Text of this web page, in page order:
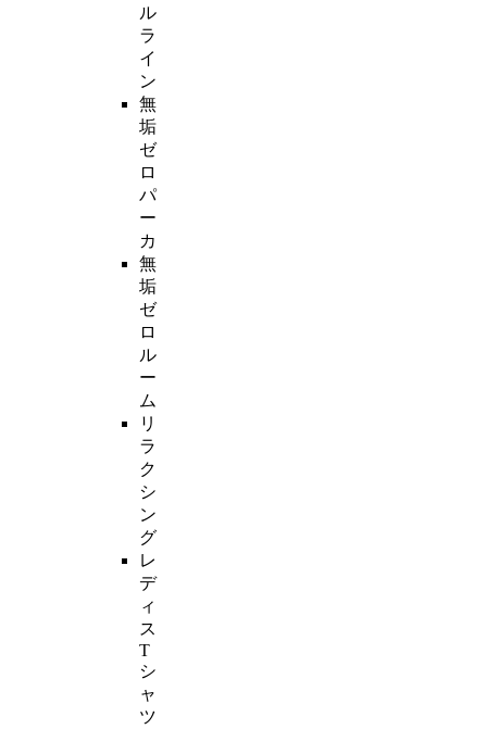
ル
ラ
イ
ン
無
垢
ゼ
ロ
パ
ー
カ
無
垢
ゼ
ロ
ル
ー
ム
リ
ラ
ク
シ
ン
グ
レ
デ
ィ
ス
T
シ
ャ
ツ